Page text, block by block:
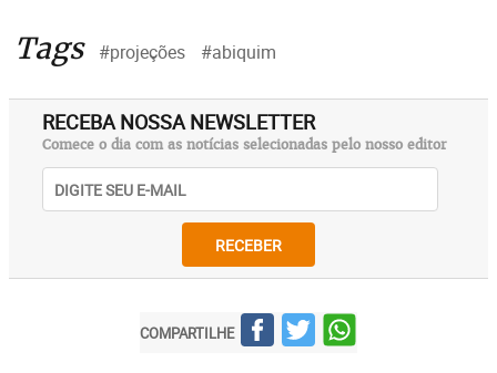
Tags #projeções #abiquim
RECEBA NOSSA NEWSLETTER
Comece o dia com as notícias selecionadas pelo nosso editor
RECEBER
COMPARTILHE